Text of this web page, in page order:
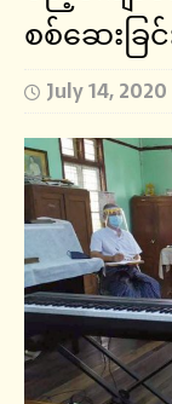
စစ်ဆေးခြင်
July 14, 2020